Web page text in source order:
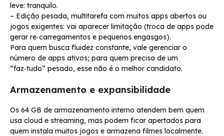
leve: tranquilo.
– Edição pesada, multitarefa com muitos apps abertos ou
jogos exigentes: vai aparecer limitação (troca de apps pode
gerar re‑carregamentos e pequenos engasgos).
Para quem busca fluidez constante, vale gerenciar o
número de apps ativos; para quem precisa de um
“faz‑tudo” pesado, esse não é o melhor candidato.
Armazenamento e expansibilidade
Os 64 GB de armazenamento interno atendem bem quem
usa cloud e streaming, mas podem ficar apertados para
quem instala muitos jogos e armazena filmes localmente.